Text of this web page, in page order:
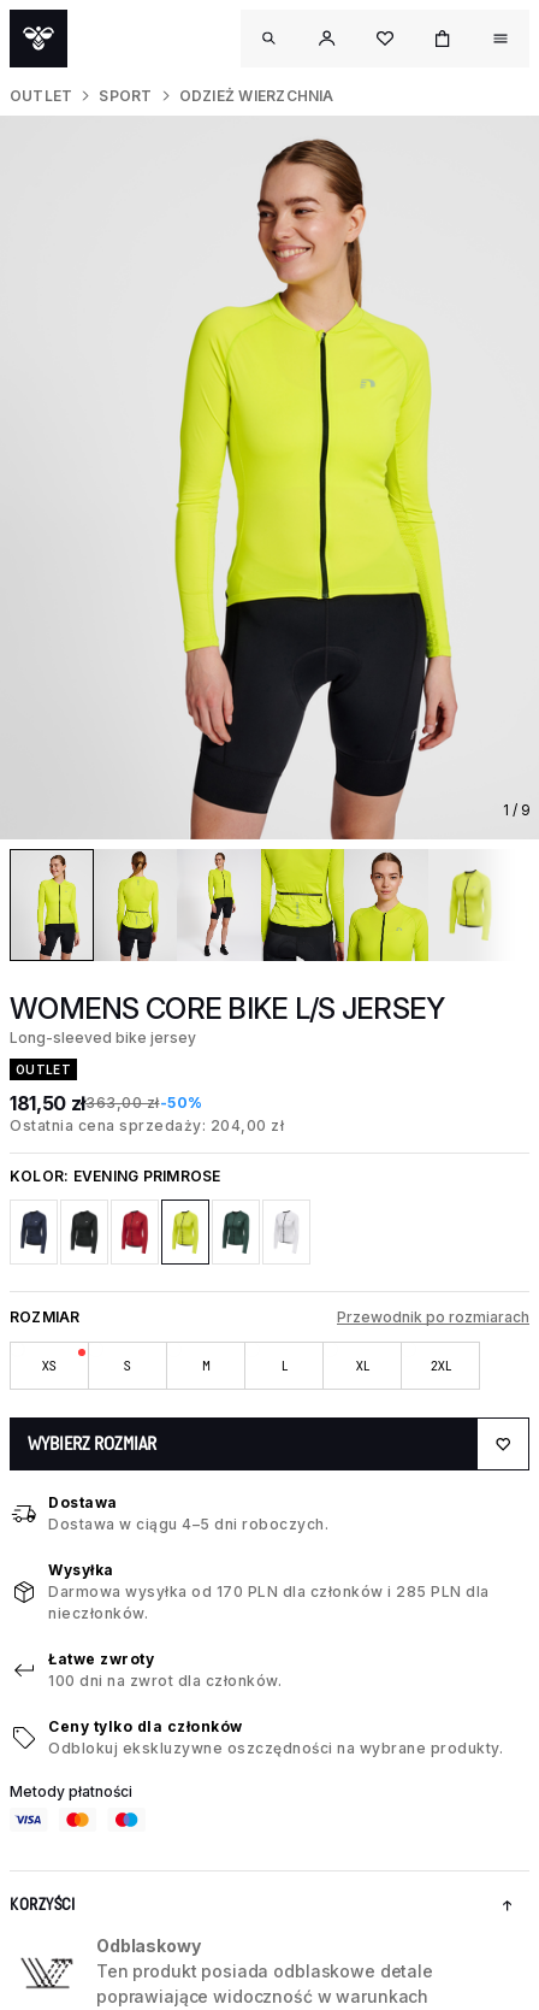
OUTLET SPORT ODZIEŻ WIERZCHNIA
1 / 9
WOMENS CORE BIKE L/S JERSEY
Long-sleeved bike jersey
OUTLET
181,50 zł363,00 zł-50%
Ostatnia cena sprzedaży: 204,00 zł
KOLOR: EVENING PRIMROSE
ROZMIAR Przewodnik po rozmiarach
XS S M L XL 2XL
WYBIERZ ROZMIAR
Dostawa
Dostawa w ciągu 4–5 dni roboczych.
Wysyłka
Darmowa wysyłka od 170 PLN dla członków i 285 PLN dla
nieczłonków.
Łatwe zwroty
100 dni na zwrot dla członków.
Ceny tylko dla członków
Odblokuj ekskluzywne oszczędności na wybrane produkty.
Metody płatności
KORZYŚCI
Odblaskowy
Ten produkt posiada odblaskowe detale
poprawiające widoczność w warunkach